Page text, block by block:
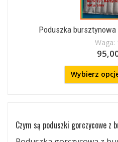
Poduszka
Waga:
Wybierz
Czym są poduszki gorczycowe z